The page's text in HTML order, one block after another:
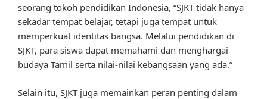
seorang tokoh pendidikan Indonesia, “SJKT tidak hanya
sekadar tempat belajar, tetapi juga tempat untuk
memperkuat identitas bangsa. Melalui pendidikan di
SJKT, para siswa dapat memahami dan menghargai
budaya Tamil serta nilai-nilai kebangsaan yang ada.”
Selain itu, SJKT juga memainkan peran penting dalam